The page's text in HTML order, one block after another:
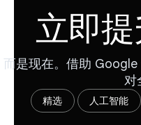
立即
是现在。借助
对
精选 人工智能